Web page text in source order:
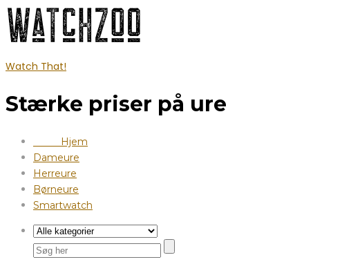
Watch That!
Stærke priser på ure
Hjem
Dameure
Herreure
Børneure
Smartwatch